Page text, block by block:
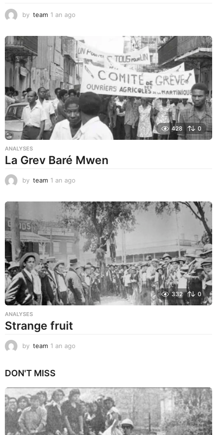
by team 1 an ago
a
g
o
428 0
ANALYSES
La Grev Baré Mwen
by team 1 an ago
a
g
o
332 0
ANALYSES
Strange fruit
by team 1 an ago
o
DON'T MISS